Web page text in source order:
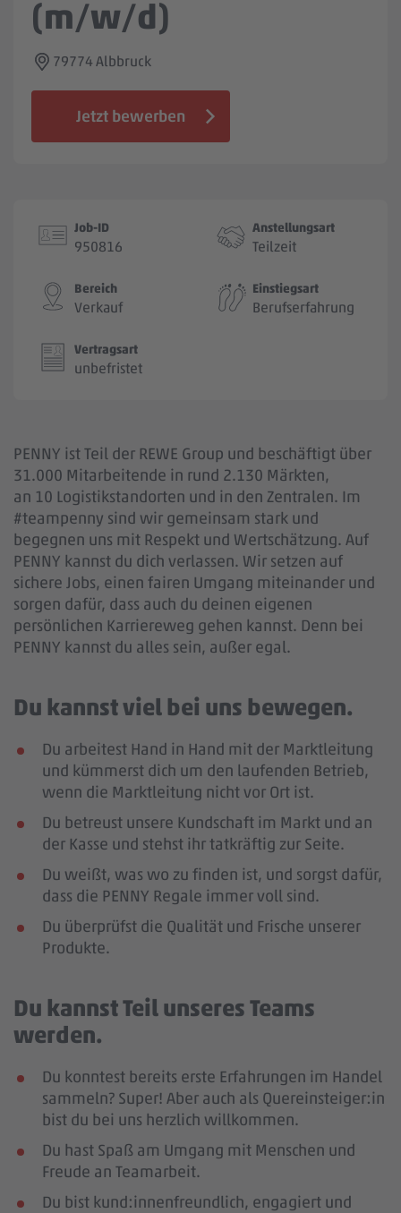
(m/w/d)
79774 Albbruck
Jetzt bewerben
Job-ID
950816
Anstellungsart
Teilzeit
Bereich
Verkauf
Einstiegsart
Berufserfahrung
Vertragsart
unbefristet
PENNY ist Teil der REWE Group und beschäftigt über
31.000 Mitarbeitende in rund 2.130 Märkten,
an 10 Logistikstandorten und in den Zentralen. Im
#teampenny sind wir gemeinsam stark und
begegnen uns mit Respekt und Wertschätzung. Auf
PENNY kannst du dich verlassen. Wir setzen auf
sichere Jobs, einen fairen Umgang miteinander und
sorgen dafür, dass auch du deinen eigenen
persönlichen Karriereweg gehen kannst. Denn bei
PENNY kannst du alles sein, außer egal.
Du kannst viel bei uns bewegen.
Du arbeitest Hand in Hand mit der Marktleitung
und kümmerst dich um den laufenden Betrieb,
wenn die Marktleitung nicht vor Ort ist.
Du betreust unsere Kundschaft im Markt und an
der Kasse und stehst ihr tatkräftig zur Seite.
Du weißt, was wo zu finden ist, und sorgst dafür,
dass die PENNY Regale immer voll sind.
Du überprüfst die Qualität und Frische unserer
Produkte.
Du kannst Teil unseres Teams
werden.
Du konntest bereits erste Erfahrungen im Handel
sammeln? Super! Aber auch als Quereinsteiger:in
bist du bei uns herzlich willkommen.
Du hast Spaß am Umgang mit Menschen und
Freude an Teamarbeit.
Du bist kund:innenfreundlich, engagiert und